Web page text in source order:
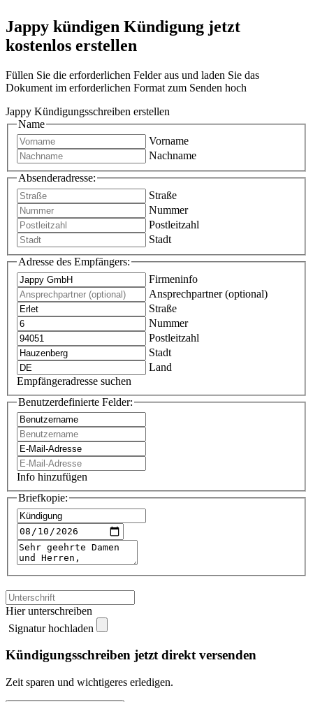
Jappy kündigen Kündigung jetzt
kostenlos erstellen
Füllen Sie die erforderlichen Felder aus und laden Sie das
Dokument im erforderlichen Format zum Senden hoch
Jappy Kündigungsschreiben erstellen
Name
Vorname
Nachname
Absenderadresse:
Straße
Nummer
Postleitzahl
Stadt
Adresse des Empfängers:
Firmeninfo
Ansprechpartner (optional)
Straße
Nummer
Postleitzahl
Stadt
Land
Empfängeradresse suchen
Benutzerdefinierte Felder:
Info hinzufügen
Briefkopie:
Hier unterschreiben
Signatur hochladen
Kündigungsschreiben jetzt direkt versenden
Zeit sparen und wichtigeres erledigen.